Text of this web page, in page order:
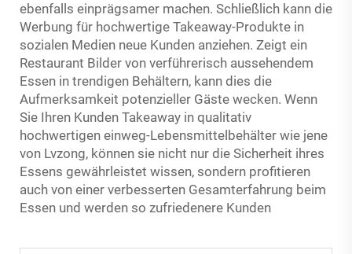
ebenfalls einprägsamer machen. Schließlich kann die
Werbung für hochwertige Takeaway-Produkte in
sozialen Medien neue Kunden anziehen. Zeigt ein
Restaurant Bilder von verführerisch aussehendem
Essen in trendigen Behältern, kann dies die
Aufmerksamkeit potenzieller Gäste wecken. Wenn
Sie Ihren Kunden Takeaway in qualitativ
hochwertigen einweg-Lebensmittelbehälter wie jene
von Lvzong, können sie nicht nur die Sicherheit ihres
Essens gewährleistet wissen, sondern profitieren
auch von einer verbesserten Gesamterfahrung beim
Essen und werden so zufriedenere Kunden